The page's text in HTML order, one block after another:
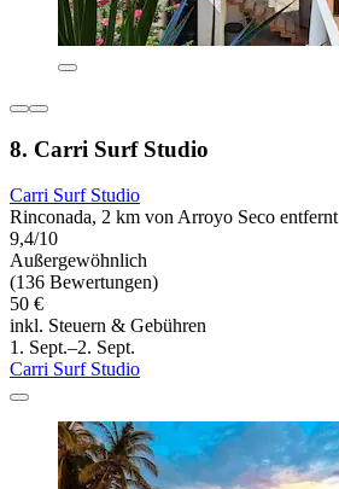
8. Carri Surf Studio
Carri Surf Studio
Rinconada, 2 km von Arroyo Seco entfernt
9,4/10
Außergewöhnlich
(136 Bewertungen)
50 €
inkl. Steuern & Gebühren
1. Sept.–2. Sept.
Carri Surf Studio